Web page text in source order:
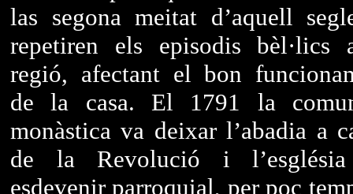
las segona meitat d’aquell
repetiren els episodis bèl·lics
regió, afectant el bon
de la casa. El 1791 la
monàstica va deixar l’abadia a
de la Revolució i
esdevenir parroquial, per poc